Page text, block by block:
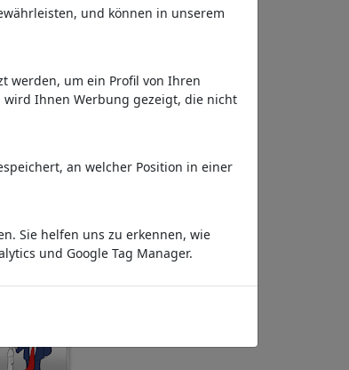
packaging
und können in unserem
werden, um ein Profil von Ihren
wird Ihnen Werbung gezeigt, die nicht
an welcher Position in einer
Sie helfen uns zu erkennen, wie
und Google Tag Manager.